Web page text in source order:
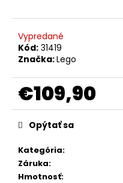
Vypredané
Kód: 31419
Značka:Lego
€109,90
Jednotková
cena:
Kategória:
Záruka:
Hmotnosť:
Opýtať sa
MYPROJECT
ŠTARTOVACÍ
ZDROJ
POWERBANKOU
12000
C4
€44,90